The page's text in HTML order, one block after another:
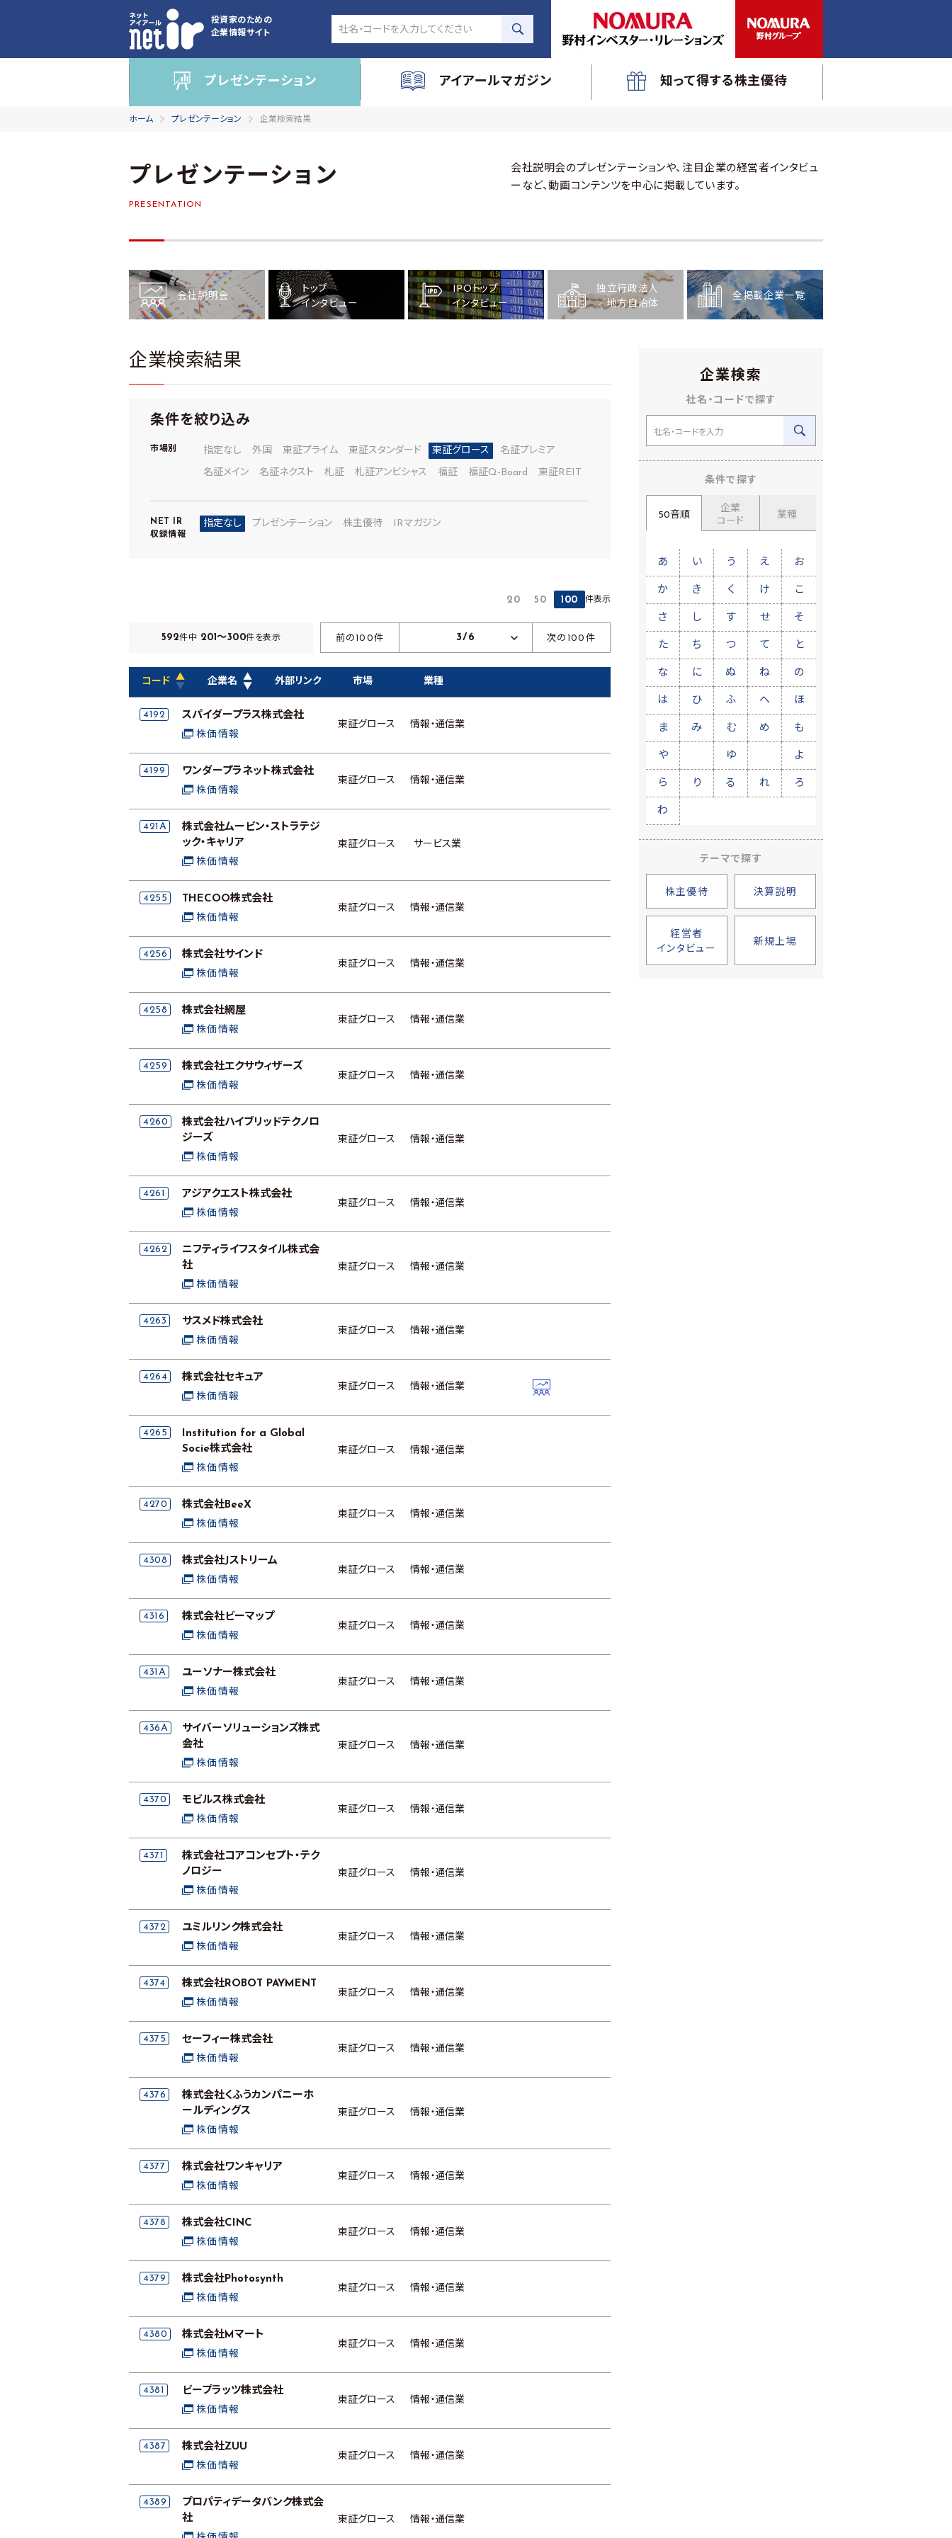
投資家のための
企業情報サイト
プレゼンテーション アイアールマガジン 知って得する株主優待
ホーム プレゼンテーション 企業検索結果
プレゼンテーション
PRESENTATION
会社説明会のプレゼンテーションや、注目企業の経営者インタビュ
ーなど、動画コンテンツを中心に掲載しています。
会社説明会
トップ
インタビュー
IPOトップ
インタビュー
独立行政法人
／地方自治体
全掲載企業一覧
企業検索結果
条件を絞り込み
市場別 指定なし 外国 東証プライム 東証スタンダード 東証グロース 名証プレミア
名証メイン 名証ネクスト 札証 札証アンビシャス 福証 福証Q-Board 東証REIT
NET IR
収録情報
指定なし プレゼンテーション 株主優待 IRマガジン
20 50 100 件表示
592件中 201～300件を表示 前の100件 3/6 次の100件
▲
コード ▼
▲
企業名 ▼ 外部リンク 市場 業種
4192 スパイダープラス株式会社
株価情報
東証グロース 情報・通信業
4199 ワンダープラネット株式会社
株価情報
東証グロース 情報・通信業
421A
株式会社ムービン・ストラテジ
ック・キャリア
株価情報
東証グロース サービス業
4255 THECOO株式会社
株価情報
東証グロース 情報・通信業
4256 株式会社サインド
株価情報
東証グロース 情報・通信業
4258 株式会社網屋
株価情報
東証グロース 情報・通信業
4259 株式会社エクサウィザーズ
株価情報
東証グロース 情報・通信業
4260
株式会社ハイブリッドテクノロ
ジーズ
株価情報
東証グロース 情報・通信業
4261 アジアクエスト株式会社
株価情報
東証グロース 情報・通信業
4262
ニフティライフスタイル株式会
社
株価情報
東証グロース 情報・通信業
4263 サスメド株式会社
株価情報
東証グロース 情報・通信業
4264 株式会社セキュア
株価情報
東証グロース 情報・通信業
4265
Institution for a Global
Socie株式会社
株価情報
東証グロース 情報・通信業
4270 株式会社BeeX
株価情報
東証グロース 情報・通信業
4308 株式会社Jストリーム
株価情報
東証グロース 情報・通信業
4316 株式会社ビーマップ
株価情報
東証グロース 情報・通信業
431A ユーソナー株式会社
株価情報
東証グロース 情報・通信業
436A
サイバーソリューションズ株式
会社
株価情報
東証グロース 情報・通信業
4370 モビルス株式会社
株価情報
東証グロース 情報・通信業
4371
株式会社コアコンセプト・テク
ノロジー
株価情報
東証グロース 情報・通信業
4372 ユミルリンク株式会社
株価情報
東証グロース 情報・通信業
4374 株式会社ROBOT PAYMENT
株価情報
東証グロース 情報・通信業
4375 セーフィー株式会社
株価情報
東証グロース 情報・通信業
4376
株式会社くふうカンパニーホ
ールディングス
株価情報
東証グロース 情報・通信業
4377 株式会社ワンキャリア
株価情報
東証グロース 情報・通信業
4378 株式会社CINC
株価情報
東証グロース 情報・通信業
4379 株式会社Photosynth
株価情報
東証グロース 情報・通信業
4380 株式会社Mマート
株価情報
東証グロース 情報・通信業
4381 ビープラッツ株式会社
株価情報
東証グロース 情報・通信業
4387 株式会社ZUU
株価情報
東証グロース 情報・通信業
4389
プロパティデータバンク株式会
社
東証グロース 情報・通信業
企業検索
社名・コードで探す
条件で探す
50音順
企業
コード
業種
あ い う え お
か き く け こ
さ し す せ そ
た ち つ て と
な に ぬ ね の
は ひ ふ へ ほ
ま み む め も
や ゆ よ
ら り る れ ろ
わ
テーマで探す
株主優待 決算説明
経営者
インタビュー
新規上場